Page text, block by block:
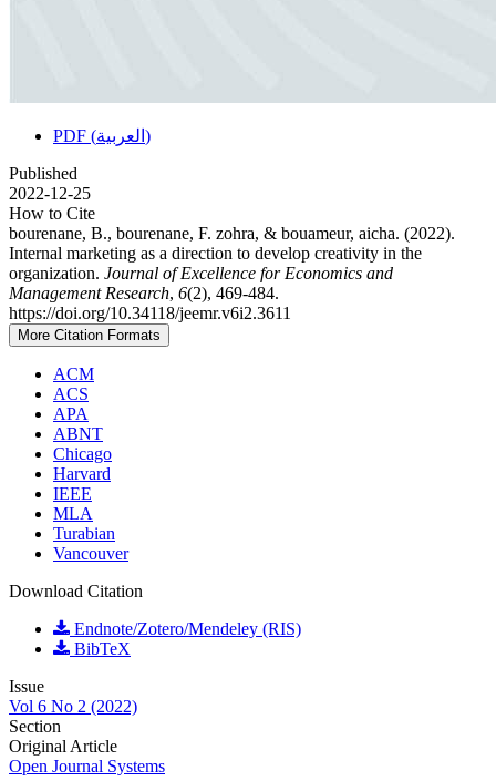
PDF (العربية)
Published
2022-12-25
How to Cite
bourenane, B., bourenane, F. zohra, & bouameur, aicha. (2022).
Internal marketing as a direction to develop creativity in the
organization. Journal of Excellence for Economics and
Management Research, 6(2), 469-484.
https://doi.org/10.34118/jeemr.v6i2.3611
More Citation Formats
ACM
ACS
APA
ABNT
Chicago
Harvard
IEEE
MLA
Turabian
Vancouver
Download Citation
Endnote/Zotero/Mendeley (RIS)
BibTeX
Issue
Vol 6 No 2 (2022)
Section
Original Article
Open Journal Systems